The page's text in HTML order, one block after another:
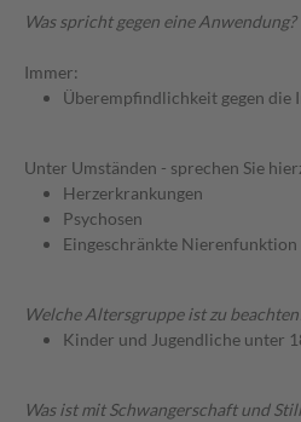
Was spricht gegen eine Anwendung?
Immer:
Überempfindlichkeit gegen die
Unter Umständen - sprechen Sie
Herzerkrankungen
Psychosen
Eingeschränkte Nierenfunktion
Welche Altersgruppe ist zu
Kinder und Jugendliche unter
Was ist mit Schwangerschaft und